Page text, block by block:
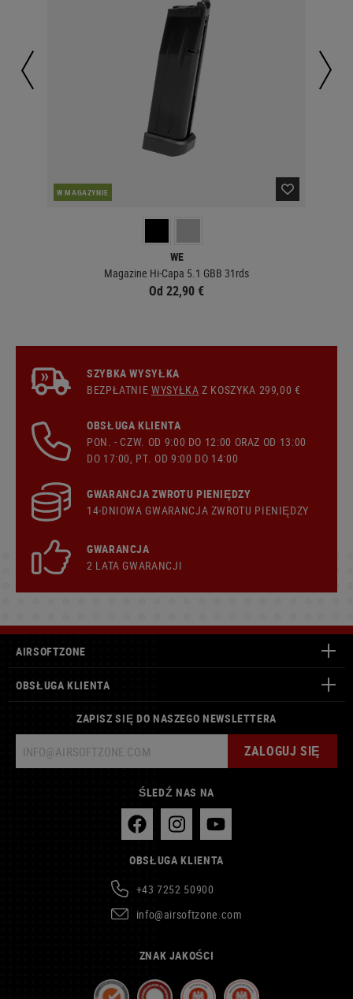
W MAGAZYNIE
WE
Magazine Hi-Capa 5.1 GBB 31rds
Od 22,90 €
SZYBKA WYSYŁKA
BEZPŁATNIEWYSYŁKA Z KOSZYKA 299,00 €
OBSŁUGA KLIENTA
PON. - CZW. OD 9:00 DO 12:00 ORAZ OD 13:00
DO 17:00, PT. OD 9:00 DO 14:00
GWARANCJA ZWROTU PIENIĘDZY
14-DNIOWA GWARANCJA ZWROTU PIENIĘDZY
GWARANCJA
2 LATA GWARANCJI
AIRSOFTZONE
OBSŁUGA KLIENTA
ZAPISZ SIĘ DO NASZEGO NEWSLETTERA
ZALOGUJ SIĘ
ŚLEDŹ NAS NA
OBSŁUGA KLIENTA
+43 7252 50900
info@airsoftzone.com
ZNAK JAKOŚCI